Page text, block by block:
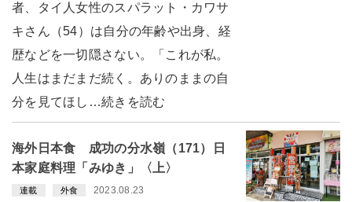
者、タイ人女性のスパラット・カワサ
キさん（54）は自分の年齢や出身、経
歴などを一切隠さない。「これが私。
人生はまだまだ続く。ありのままの自
分を見てほし…続きを読む
海外日本食 成功の分水嶺（171）日
本家庭料理「みゆき」〈上〉
連載 外食 2023.08.23